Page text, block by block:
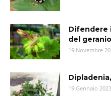
Difendere i
del
19 Novembre
19 Gennaio 2023